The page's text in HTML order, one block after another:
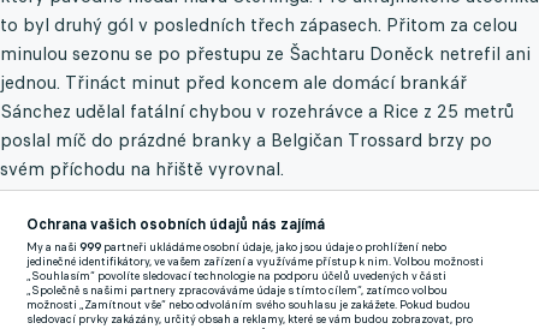
to byl druhý gól v posledních třech zápasech. Přitom za celou
minulou sezonu se po přestupu ze Šachtaru Doněck netrefil ani
jednou. Třináct minut před koncem ale domácí brankář
Sánchez udělal fatální chybou v rozehrávce a Rice z 25 metrů
poslal míč do prázdné branky a Belgičan Trossard brzy po
svém příchodu na hřiště vyrovnal.
Pro Liverpool hovořilo proti Evertonu postavení v tabulce o
deset míst výš i statistika, podle níž se svým městským rivalem
od začátku století prohrál jen jeden z 26 zápasů. Jeho šance se
ještě zvýšila, když obránce Young za hodně ostré zákroky stihl
Ochrana vašich osobních údajů nás zajímá
My a naši999 partneři ukládáme osobní údaje, jako jsou údaje o prohlížení nebo
jedinečné identifikátory, ve vašem zařízení a využíváme přístup k nim. Volbou možnosti
„Souhlasím“ povolíte sledovací technologie na podporu účelů uvedených v části
„Společně s našimi partnery zpracováváme údaje s tímto cílem“, zatímco volbou
možnosti „Zamítnout vše“ nebo odvoláním svého souhlasu je zakážete. Pokud budou
sledovací prvky zakázány, určitý obsah a reklamy, které se vám budou zobrazovat, pro